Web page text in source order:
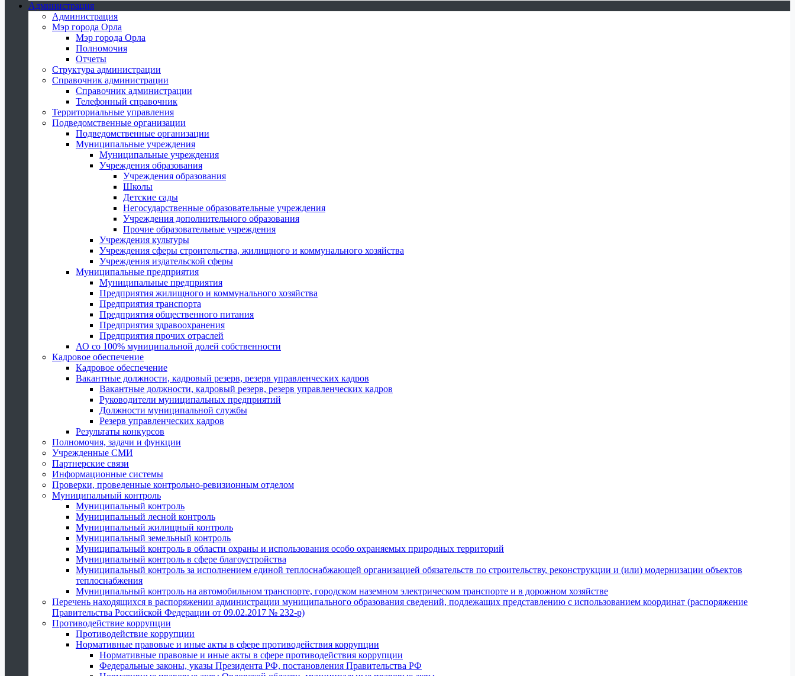
Администрация
Администрация
Мэр города Орла
Мэр города Орла
Полномочия
Отчеты
Структура администрации
Справочник администрации
Справочник администрации
Телефонный справочник
Территориальные управления
Подведомственные организации
Подведомственные организации
Муниципальные учреждения
Муниципальные учреждения
Учреждения образования
Учреждения образования
Школы
Детские сады
Негосударственные образовательные учреждения
Учреждения дополнительного образования
Прочие образовательные учреждения
Учреждения культуры
Учреждения сферы строительства, жилищного и коммунального хозяйства
Учреждения издательской сферы
Муниципальные предприятия
Муниципальные предприятия
Предприятия жилищного и коммунального хозяйства
Предприятия транспорта
Предприятия общественного питания
Предприятия здравоохранения
Предприятия прочих отраслей
АО со 100% муниципальной долей собственности
Кадровое обеспечение
Кадровое обеспечение
Вакантные должности, кадровый резерв, резерв управленческих кадров
Вакантные должности, кадровый резерв, резерв управленческих кадров
Руководители муниципальных предприятий
Должности муниципальной службы
Резерв управленческих кадров
Результаты конкурсов
Полномочия, задачи и функции
Учрежденные СМИ
Партнерские связи
Информационные системы
Проверки, проведенные контрольно-ревизионным отделом
Муниципальный контроль
Муниципальный контроль
Муниципальный лесной контроль
Муниципальный жилищный контроль
Муниципальный земельный контроль
Муниципальный контроль в области охраны и использования особо охраняемых природных территорий
Муниципальный контроль в сфере благоустройства
Муниципальный контроль за исполнением единой теплоснабжающей организацией обязательств по строительству, реконструкции и (или) модернизации объектов
теплоснабжения
Муниципальный контроль на автомобильном транспорте, городском наземном электрическом транспорте и в дорожном хозяйстве
Перечень находящихся в распоряжении администрации муниципального образования сведений, подлежащих представлению с использованием координат (распоряжение
Правительства Российской Федерации от 09.02.2017 № 232-р)
Противодействие коррупции
Противодействие коррупции
Нормативные правовые и иные акты в сфере противодействия коррупции
Нормативные правовые и иные акты в сфере противодействия коррупции
Федеральные законы, указы Президента РФ, постановления Правительства РФ